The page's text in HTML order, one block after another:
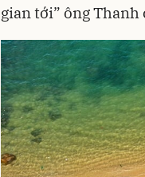
gian tới” ông Thanh